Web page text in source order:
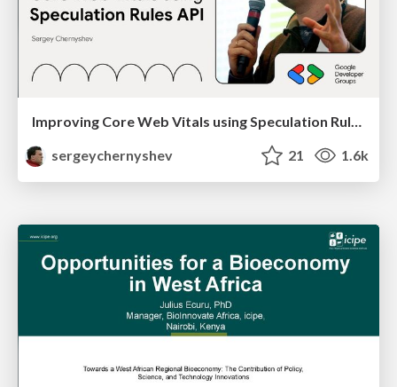
Improving Core Web Vitals using Speculation Rules API
sergeychernyshev
21 1.6k